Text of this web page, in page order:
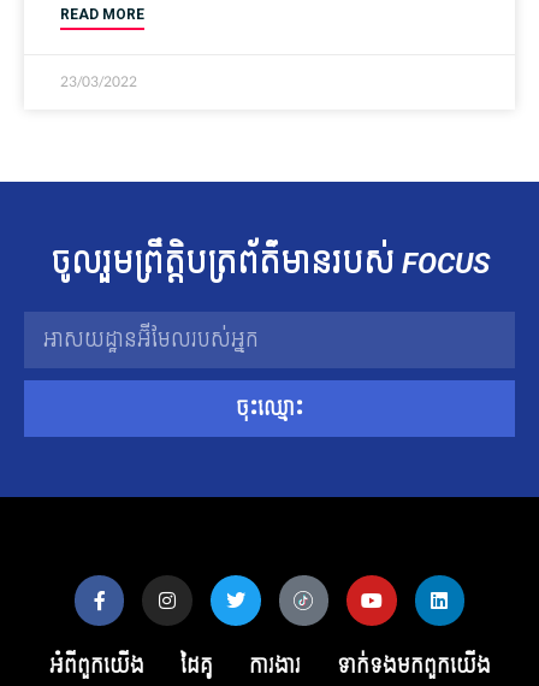
READ MORE
23/03/2022
ចូលរួម​ព្រឹត្តិបត្រ​ព័ត៌មាន​របស់​FOCUS
ចុះឈ្មោះ
អំពីពួកយើង ដៃគូ ការងារ ទាក់ទង​មក​ពួក​យើង